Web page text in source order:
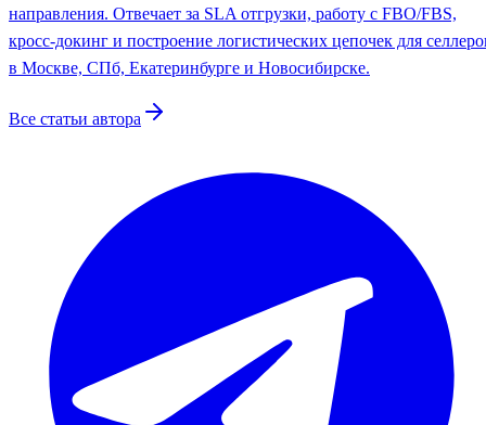
направления. Отвечает за SLA отгрузки, работу с FBO/FBS,
кросс-докинг и построение логистических цепочек для
в Москве, СПб, Екатеринбурге и Новосибирске.
Все статьи автора